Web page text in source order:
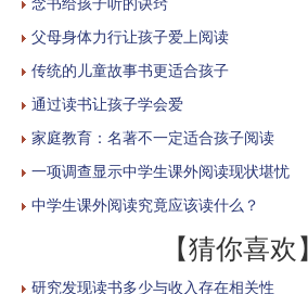
父母身体力行让孩子爱上阅读
传统的儿童故事书更适合孩子
通过读书让孩子学会爱
家庭教育：名著不一定适合孩子阅读
一项调查显示中学生课外阅读现状堪忧
中学生课外阅读究竟应该读什么？
【猜你喜欢】
研究发现读书多少与收入存在相关性